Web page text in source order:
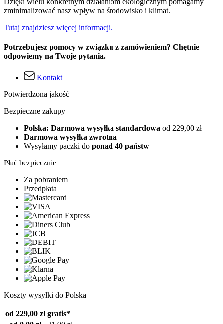
zminimalizować nasz wpływ na środowisko i klimat.
Tutaj znajdziesz więcej informacji.
Potrzebujesz pomocy w związku z zamówieniem? Chętnie
odpowiemy na Twoje pytania.
Kontakt
Potwierdzona jakość
Bezpieczne zakupy
Polska: Darmowa wysyłka standardowa od 229,00 zł
Darmowa wysyłka zwrotna
Wysyłamy paczki do ponad 40 państw
Płać bezpiecznie
Za pobraniem
Przedpłata
Koszty wysyłki do Polska
od 229,00 zł gratis*